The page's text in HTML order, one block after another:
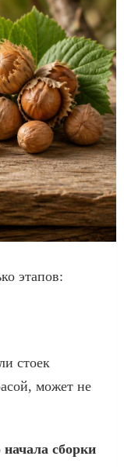
этапов:
стоек
может не
сборки